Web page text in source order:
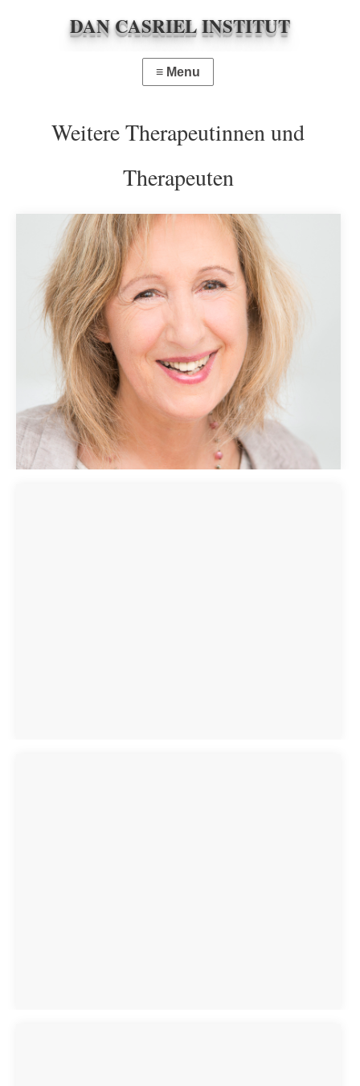
DAN CASRIEL INSTITUT
Weitere Therapeutinnen und
Therapeuten